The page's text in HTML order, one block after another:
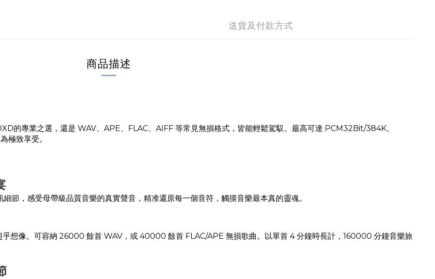
送貨及付款方式
商品描述
的專業之選，還是 WAV、APE、FLAC、AIFF 等常見無損格式，皆能輕鬆駕馭。最高可達 PCM32Bit/384K、
極致享受。
，感受母帶級品質音樂的真實聲音，精准還原每一個音符，觸摸音樂最本真的靈魂。
想像。可容納 26000 餘首 WAV，或 40000 餘首 FLAC/APE 無損歌曲。以單首 4 分鐘時長計，160000 分鐘音樂旅